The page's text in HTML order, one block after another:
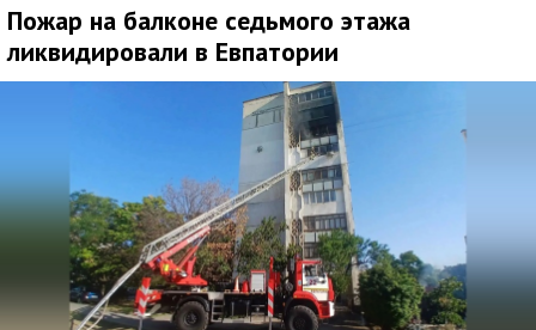
Пожар на балконе седьмого этажа
ликвидировали в Евпатории